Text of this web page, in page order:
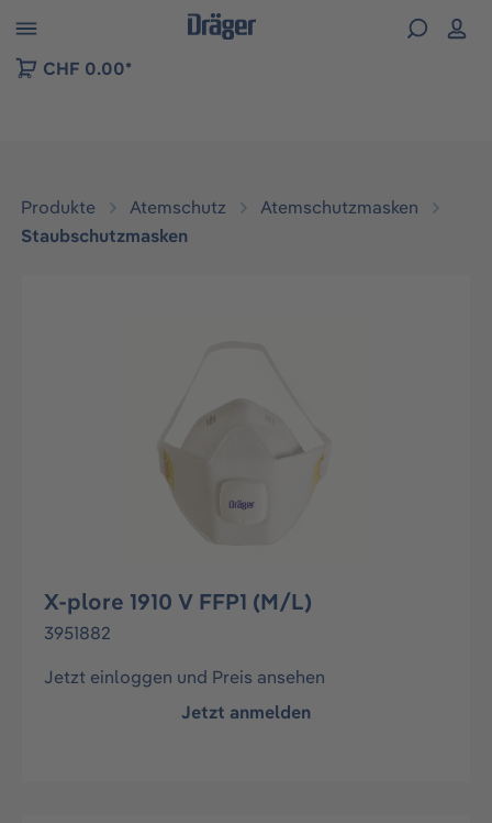
der B2B-Plattform springen
CHF 0.00*
Produkte Atemschutz
Atemschutzmasken
Staubschutzmasken
X-plore 1910 V FFP1 (M/L)
3951882
Jetzt einloggen und Preis ansehen
Jetzt anmelden